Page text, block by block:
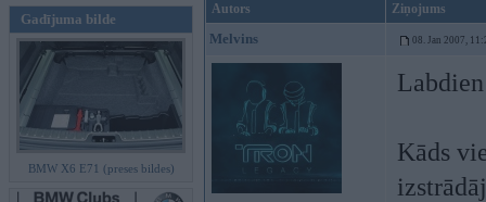
Gadījuma bilde
BMW X6 E71 (preses bildes)
Autors Ziņojums
Melvins 08. Jan 2007,
Kāds